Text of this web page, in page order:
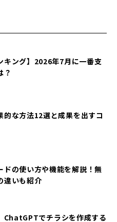
キング】2026年7月に一番支
？
的な方法12選と成果を出すコ
ドの使い方や機能を解説！無
違いも紹介
ChatGPTでチラシを作成する